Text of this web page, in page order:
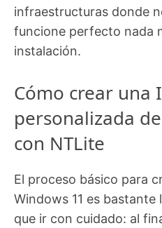
infraestructuras donde
funcione perfecto nada
instalación.
Cómo crear una
personalizada
con NTLite
El proceso básico para
Windows 11 es bastante
que ir con cuidado: al